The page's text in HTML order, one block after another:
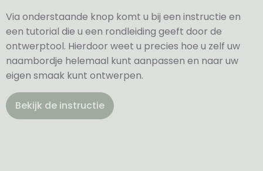
Via onderstaande knop komt u bij een instructie en
een tutorial die u een rondleiding geeft door de
ontwerptool. Hierdoor weet u precies hoe u zelf uw
naambordje helemaal kunt aanpassen en naar uw
eigen smaak kunt ontwerpen.
Bekijk de instructie